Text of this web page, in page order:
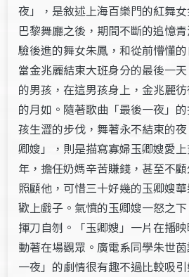
夜」，是敘述上海百樂門的紅舞
巴黎舞廳之後，期間不斷的追憶
驗後進的舞女朱鳳，和從前懵懂
當金兆麗結束大班身分的最後一
的男孩，在這男孩身上，金兆麗
的月如。隨著歌曲「最後一夜」
孩生澀的步伐，舞著永不結束的
卿嫂」，則是描寫寡婦玉卿嫂愛
年，擔任奶媽辛苦賺錢，甚至不
照顧他，可惜三十好幾的玉卿嫂
歡上戲子。氣憤的玉卿嫂一怒之
揮刀自刎。「玉卿嫂」一片在播
動著在場觀眾。廣電系同學朱世
一夜」的劇情很有趣不過比較吸